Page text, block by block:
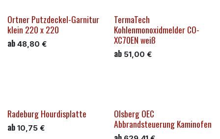
Ortner Putzdeckel-Garnitur
klein 220 x 220
ab 48,80 €
TermaTech
Kohlenmonoxidmelder CO-
XC70EN weiß
ab 51,00 €
Radeburg Hourdisplatte
ab 10,75 €
Olsberg OEC
Abbrandsteuerung Kaminofen